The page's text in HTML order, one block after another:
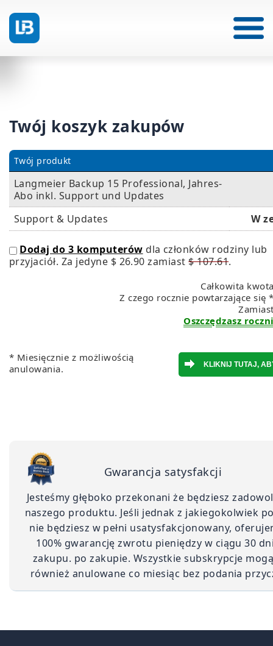
Twój koszyk zakupów
Twój produkt
Langmeier Backup 15 Professional, Jahres-
Abo inkl. Support und Updates
Support & Updates
W
Dodaj do 3 komputerów dla członków rodziny lub
przyjaciół. Za jedyne $ 26.90 zamiast$ 107.61.
Całkowita
Z czego rocznie powtarzające się
Oszczędzasz
* Miesięcznie z możliwością
anulowania.
Gwarancja satysfakcji
Jesteśmy głęboko przekonani że będziesz
naszego produktu. Jeśli jednak z jakiegokolwiek
nie będziesz w pełni usatysfakcjonowany,
100% gwarancję zwrotu pieniędzy w ciągu 30
zakupu. po zakupie. Wszystkie subskrypcje
również anulowane co miesiąc bez podania